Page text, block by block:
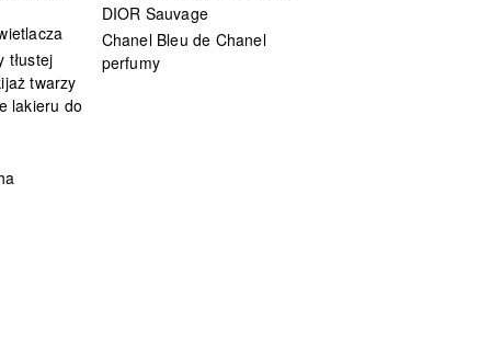
tłustej
twarzy
lakieru do
DIOR Sauvage
Chanel Bleu de Chanel
perfumy